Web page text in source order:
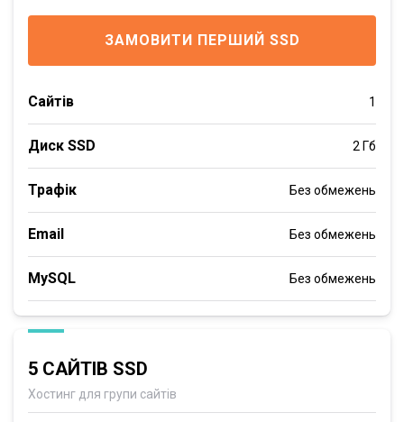
ЗАМОВИТИ ПЕРШИЙ SSD
Сайтів 1
Диск SSD 2 Гб
Трафік Без обмежень
Email Без обмежень
MySQL Без обмежень
5 САЙТІВ SSD
Хостинг для групи сайтів